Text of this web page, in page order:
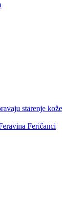
starenje kože
Feričanci